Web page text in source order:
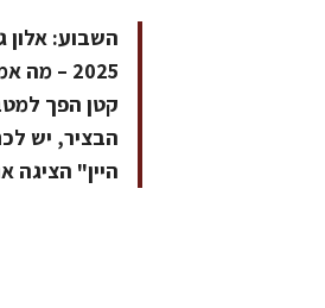
השבוע: אלון
2025 –
קטן הפך
הבציר, יש
היין" הציגה